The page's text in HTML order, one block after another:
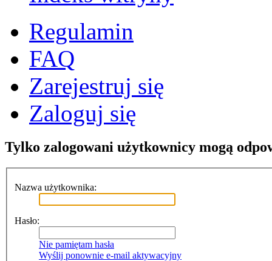
Regulamin
FAQ
Zarejestruj się
Zaloguj się
Tylko zalogowani użytkownicy mogą
Nazwa użytkownika:
Hasło:
Nie pamiętam hasła
Wyślij ponownie e-mail aktywacyjny